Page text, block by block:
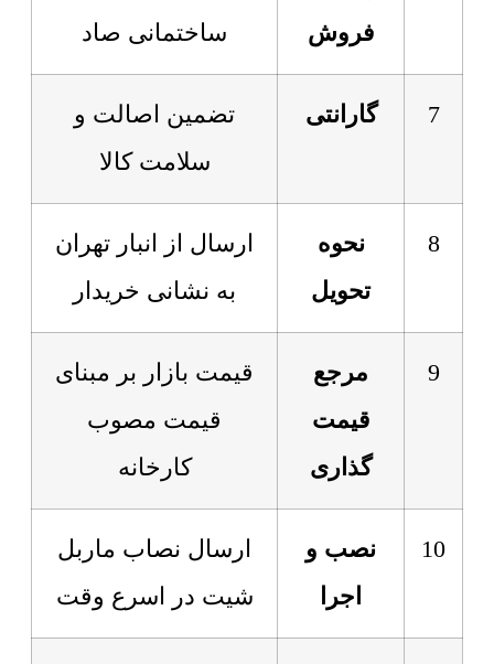
فروش
ساختمانی صاد
7 گارانتی
تضمین اصالت و
سلامت کالا
8
نحوه
تحویل
ارسال از انبار تهران
به نشانی خریدار
9
مرجع
قیمت
گذاری
قیمت بازار بر مبنای
قیمت مصوب
کارخانه
10
نصب و
اجرا
ارسال نصاب ماربل
شیت در اسرع وقت